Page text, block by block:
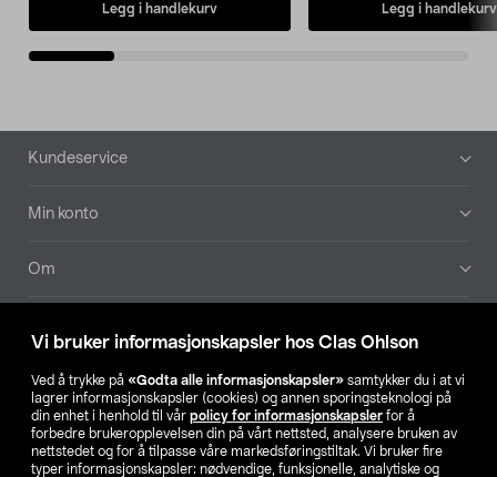
Vi bruker informasjonskapsler hos Clas Ohlson
Ved å trykke på «Godta alle informasjonskapsler» samtykker du i at vi
lagrer informasjonskapsler (cookies) og annen sporingsteknologi på
din enhet i henhold til vår policy for informasjonskapsler for å
forbedre brukeropplevelsen din på vårt nettsted, analysere bruken av
nettstedet og for å tilpasse våre markedsføringstiltak. Vi bruker fire
typer informasjonskapsler: nødvendige, funksjonelle, analytiske og
Legg i handlekurv Legg i handlekurv
Bunntekst
Kundeservice
Min konto
Om
Våre selskaper
Finn din butikk